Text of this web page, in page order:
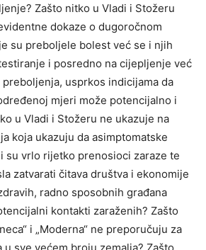
Zašto nitko u Vladi i Stožeru
dokaze o dugoročnom
su preboljele bolest već se i njih
i posredno na cijepljenje već
usprkos indicijama da
mjeri može potencijalno i
u Vladi i Stožeru ne ukazuje na
koja ukazuju da asimptomatske
su vrlo rijetko prenosioci zaraze te
zatvarati čitava društva i ekonomije
radno sposobnih građana
kontakti zaraženih? Zašto
i „Moderna“ ne preporučuju za